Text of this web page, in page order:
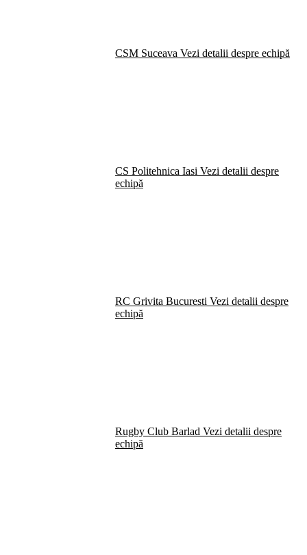
CSM Suceava Vezi detalii despre echipă
CS Politehnica Iasi Vezi detalii despre
echipă
RC Grivita Bucuresti Vezi detalii despre
echipă
Rugby Club Barlad Vezi detalii despre
echipă